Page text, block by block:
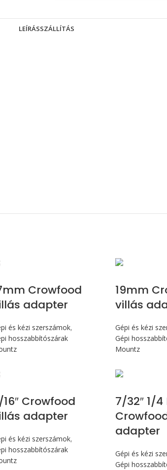
LEÍRÁSSZÁLLÍTÁS
Crowfood
adapter
és kézi szerszámok,
hosszabbítószárak
19mm
villás
Gépi és kézi
Gépi
Mountz
Crowfood
adapter
és kézi szerszámok,
hosszabbítószárak
7/32″ 1/4
adapter
Gépi és kézi
Gépi